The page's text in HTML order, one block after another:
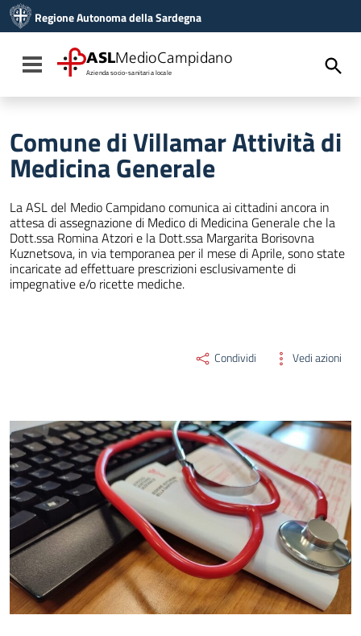
Vai al menu di navigazione
Vai al footer
Regione Autonoma della Sardegna
Toggle navigation
ASLMedioCampidano
Azienda socio-sanitaria locale
Comune di Villamar Attività di
Medicina Generale
La ASL del Medio Campidano comunica ai cittadini ancora in
attesa di assegnazione di Medico di Medicina Generale che la
Dott.ssa Romina Atzori e la Dott.ssa Margarita Borisovna
Kuznetsova, in via temporanea per il mese di Aprile, sono state
incaricate ad effettuare prescrizioni esclusivamente di
impegnative e/o ricette mediche.
Condividi Vedi azioni